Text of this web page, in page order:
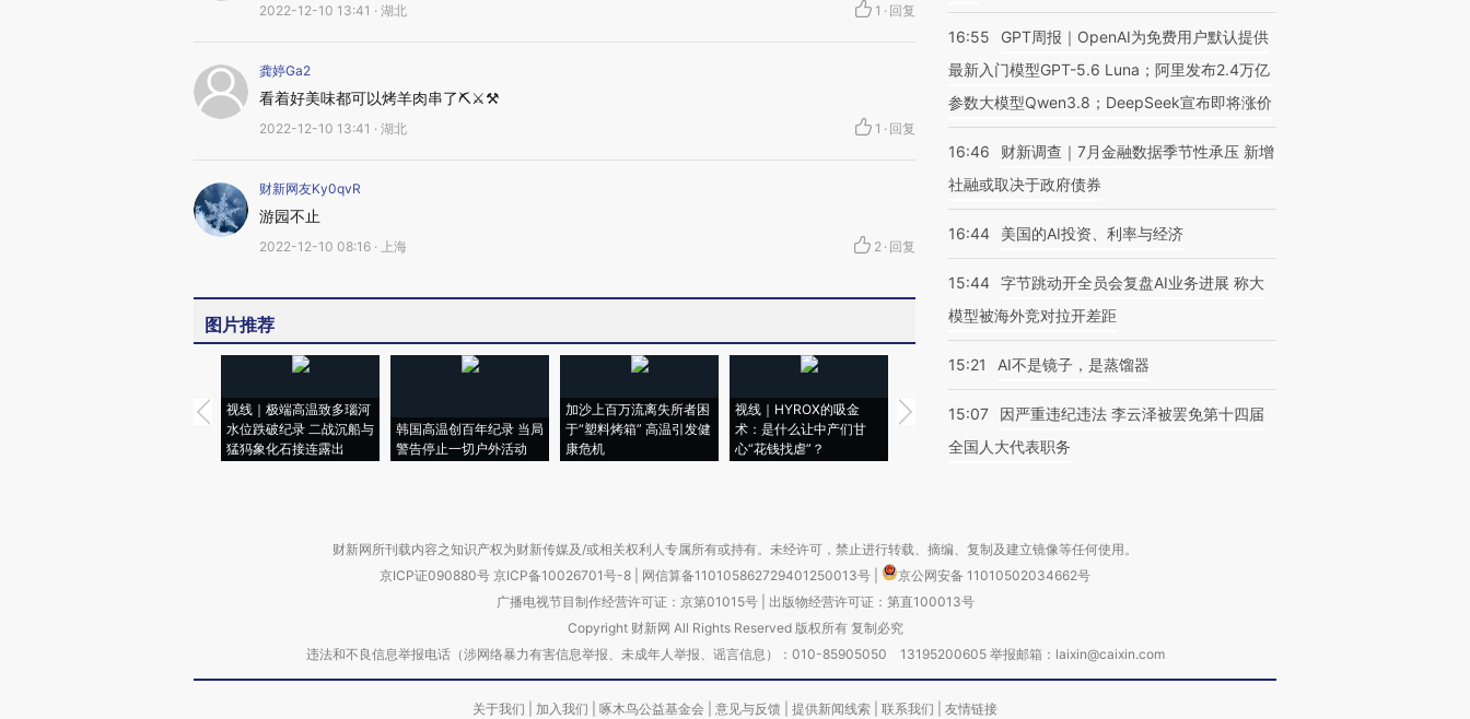
2022-12-10 13:41 · 湖北 1 · 回复
龚婷Ga2
看着好美味都可以烤羊肉串了⛏⚔⚒
2022-12-10 13:41 · 湖北 1 · 回复
财新网友Ky0qvR
游园不止
2022-12-10 08:16 · 上海 2 · 回复
图片推荐
视线｜极端高温致多瑙河
水位跌破纪录 二战沉船与
猛犸象化石接连露出
韩国高温创百年纪录 当局
警告停止一切户外活动
加沙上百万流离失所者困
于“塑料烤箱” 高温引发健
康危机
视线｜HYROX的吸金
术：是什么让中产们甘
心“花钱找虐”？
马航飞行员跨国走私7万
视线｜被称为“蟑螂”的印
视线｜“入侵”还是“人道危
16:55
GPT周报｜OpenAI为免费用户默认提供
最新入门模型GPT-5.6 Luna；阿里发布2.4万亿
参数大模型Qwen3.8；DeepSeek宣布即将涨价
16:46
财新调查｜7月金融数据季节性承压 新增
社融或取决于政府债券
16:44 美国的AI投资、利率与经济
15:44 字节跳动开全员会复盘AI业务进展 称大
模型被海外竞对拉开差距
15:21 AI不是镜子，是蒸馏器
15:07
因严重违纪违法 李云泽被罢免第十四届
全国人大代表职务
财新网所刊载内容之知识产权为财新传媒及/或相关权利人专属所有或持有。未经许可，禁止进行转载、摘编、复制及建立镜像等任何使用。
京ICP证090880号 京ICP备10026701号-8 网信算备110105862729401250013号
京公网安备 11010502034662号
广播电视节目制作经营许可证：京第01015号| 出版物经营许可证：第直100013号
Copyright 财新网 All Rights Reserved 版权所有 复制必究
违法和不良信息举报电话（涉网络暴力有害信息举报、未成年人举报、谣言信息）：010-85905050 13195200605 举报邮箱：laixin@caixin.com
关于我们 加入我们 啄木鸟公益基金会 意见与反馈 提供新闻线索 联系我们 友情链接